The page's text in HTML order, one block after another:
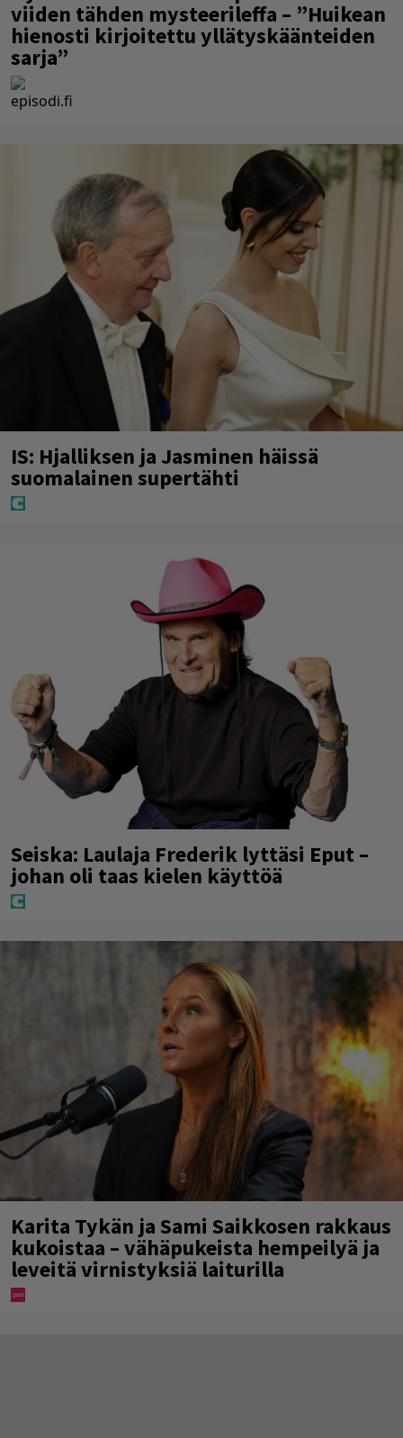
viiden tähden mysteerileffa – ”Huikean
hienosti kirjoitettu yllätyskäänteiden
sarja”
IS: Hjalliksen ja Jasminen häissä
suomalainen supertähti
Seiska: Laulaja Frederik lyttäsi Eput –
johan oli taas kielen käyttöä
Karita Tykän ja Sami Saikkosen rakkaus
kukoistaa – vähäpukeista hempeilyä ja
leveitä virnistyksiä laiturilla